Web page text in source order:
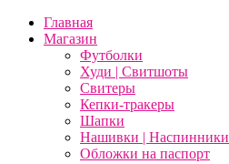
Главная
Магазин
Футболки
Худи | Свитшоты
Свитеры
Кепки-тракеры
Шапки
Нашивки | Наспинники
Обложки на паспорт